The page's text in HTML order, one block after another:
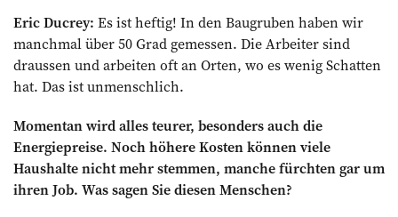
Eric Ducrey: Es ist heftig! In den Baugruben haben wir
manchmal über 50 Grad gemessen. Die Arbeiter sind
draussen und arbeiten oft an Orten, wo es wenig Schatten
hat. Das ist unmenschlich.
Momentan wird alles teurer, besonders auch die
Energiepreise. Noch höhere Kosten ­können viele
Haushalte nicht mehr ­stemmen, manche fürchten gar um
ihren Job. Was ­sagen Sie diesen Menschen?